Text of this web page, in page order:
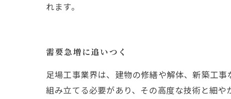
れます。
需要急増に追いつく
足場工事業界は、建物の修繕や解体、新築工
組み立てる必要があり、その高度な技術と細